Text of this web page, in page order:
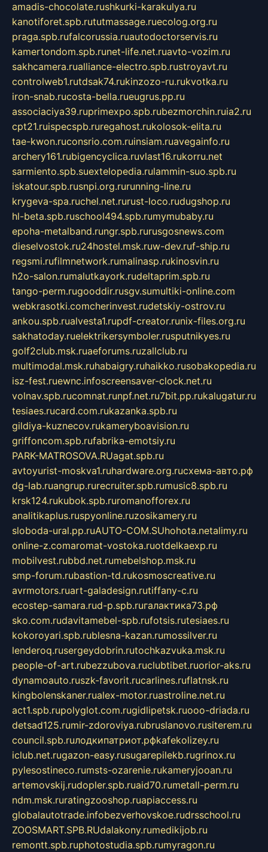
amadis-chocolate.rushkurki-karakulya.ru
kanotiforet.spb.rututmassage.ruecolog.org.ru
praga.spb.rufalcorussia.ruautodoctorservis.ru
kamertondom.spb.runet-life.net.ruavto-vozim.ru
sakhcamera.rualliance-electro.spb.rustroyavt.ru
controlweb1.rutdsak74.rukinzozo-ru.rukvotka.ru
iron-snab.rucosta-bella.rueugrus.pp.ru
associaciya39.ruprimexpo.spb.rubezmorchin.ruia2.ru
cpt21.ruispecspb.ruregahost.rukolosok-elita.ru
tae-kwon.ruconsrio.com.ruinsiam.ruavegainfo.ru
archery161.rubigencyclica.ruvlast16.rukorru.net
sarmiento.spb.suextelopedia.rulammin-suo.spb.ru
iskatour.spb.rusnpi.org.rurunning-line.ru
krygeva-spa.ruchel.net.rurust-loco.rudugshop.ru
hl-beta.spb.ruschool494.spb.rumymubaby.ru
epoha-metalband.rungr.spb.rurusgosnews.com
dieselvostok.ru24hostel.msk.ruw-dev.ruf-ship.ru
regsmi.rufilmnetwork.rumalinasp.rukinosvin.ru
h2o-salon.rumalutkayork.rudeltaprim.spb.ru
tango-perm.rugooddir.rusgv.sumultiki-online.com
webkrasotki.comcherinvest.rudetskiy-ostrov.ru
ankou.spb.rualvesta1.rupdf-creator.runix-files.org.ru
sakhatoday.ruelektrikersymboler.rusputnikyes.ru
golf2club.msk.ruaeforums.ruzallclub.ru
multimodal.msk.ruhabaigry.ruhaikko.rusobakopedia.ru
isz-fest.ruewnc.infoscreensaver-clock.net.ru
volnav.spb.rucomnat.runpf.net.ru7bit.pp.rukalugatur.ru
tesiaes.rucard.com.rukazanka.spb.ru
gildiya-kuznecov.rukameryboavision.ru
griffoncom.spb.rufabrika-emotsiy.ru
PARK-MATROSOVA.RUagat.spb.ru
avtoyurist-moskva1.ruhardware.org.ruсхема-авто.рф
dg-lab.ruangrup.rurecruiter.spb.rumusic8.spb.ru
krsk124.rukubok.spb.ruromanofforex.ru
analitikaplus.ruspyonline.ruzosikamery.ru
sloboda-ural.pp.ruAUTO-COM.SUhohota.netalimy.ru
online-z.comaromat-vostoka.ruotdelkaexp.ru
mobilvest.rubbd.net.rumebelshop.msk.ru
smp-forum.rubastion-td.rukosmoscreative.ru
avrmotors.ruart-galadesign.rutiffany-c.ru
ecostep-samara.rud-p.spb.ruгалактика73.рф
sko.com.rudavitamebel-spb.rufotsis.rutesiaes.ru
kokoroyari.spb.rublesna-kazan.rumossilver.ru
lenderoq.rusergeydobrin.rutochkazvuka.msk.ru
people-of-art.rubezzubova.ruclubtibet.ruorior-aks.ru
dynamoauto.ruszk-favorit.rucarlines.ruflatnsk.ru
kingbolenskaner.rualex-motor.ruastroline.net.ru
act1.spb.rupolyglot.com.rugidlipetsk.ruooo-driada.ru
detsad125.rumir-zdoroviya.rubruslanovo.rusiterem.ru
council.spb.ruлодкипатриот.рфkafekolizey.ru
iclub.net.rugazon-easy.rusugarepilekb.rugrinox.ru
pylesostineco.rumsts-ozarenie.rukameryjooan.ru
artemovskij.rudopler.spb.ruaid70.rumetall-perm.ru
ndm.msk.ruratingzooshop.ruapiaccess.ru
globalautotrade.infobezverhovskoe.rudrsschool.ru
ZOOSMART.SPB.RUdalakony.rumedikijob.ru
remontt.spb.ruphotostudia.spb.rumyragon.ru